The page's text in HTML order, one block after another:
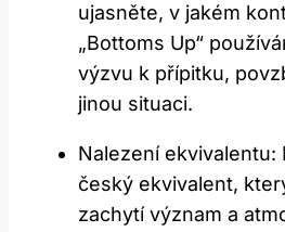
ujasněte, v jakém
„Bottoms Up“
výzvu k přípitku,
jinou situaci.
Nalezení ekvivalentu:
český ekvivalent,
zachytí význam a